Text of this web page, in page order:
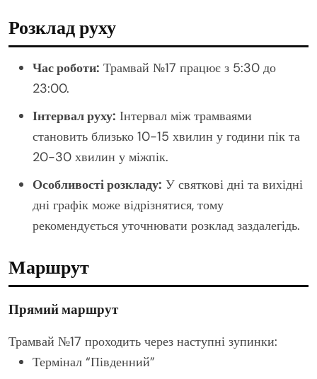
Розклад руху
Час роботи: Трамвай №17 працює з 5:30 до
23:00.
Інтервал руху: Інтервал між трамваями
становить близько 10-15 хвилин у години пік та
20-30 хвилин у міжпік.
Особливості розкладу: У святкові дні та вихідні
дні графік може відрізнятися, тому
рекомендується уточнювати розклад заздалегідь.
Маршрут
Прямий маршрут
Трамвай №17 проходить через наступні зупинки:
Термінал “Південний”